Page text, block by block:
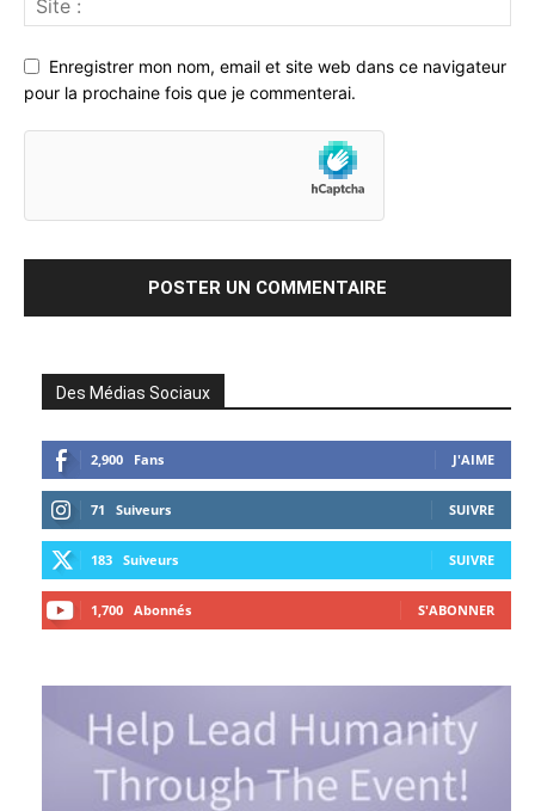
Enregistrer mon nom, email et site web dans ce navigateur
pour la prochaine fois que je commenterai.
Des Médias Sociaux
2,900 Fans J'AIME
71 Suiveurs SUIVRE
183 Suiveurs SUIVRE
1,700 Abonnés S'ABONNER